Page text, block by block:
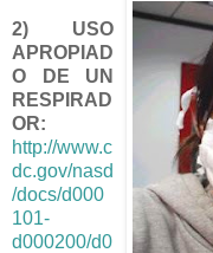
2) USO
APROPIAD
O DE UN
RESPIRAD
OR:
http://www.c
dc.gov/nasd
/docs/d000
101-
d000200/d0